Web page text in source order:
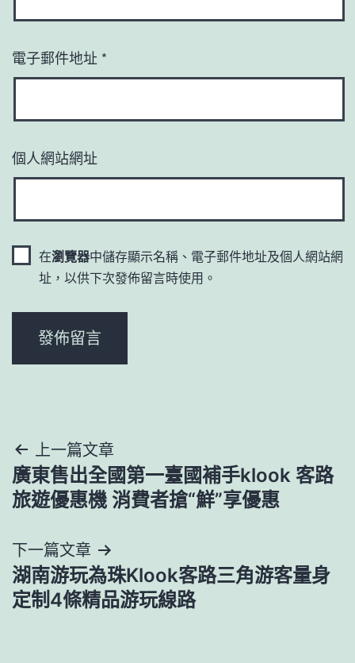
電子郵件地址 *
個人網站網址
在瀏覽器中儲存顯示名稱、電子郵件地址及個人網站網
址，以供下次發佈留言時使用。
文
章
覽
上一篇文章
廣東售出全國第一臺國補手klook 客路
旅遊優惠機 消費者搶“鮮”享優惠
下一篇文章
湖南游玩為珠Klook客路三角游客量身
定制4條精品游玩線路